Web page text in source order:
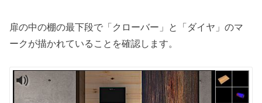
扉の中の棚の最下段で「クローバー」と「ダイヤ」のマ
ークが描かれていることを確認します。